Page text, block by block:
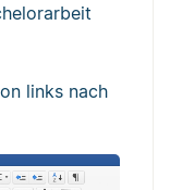
links nach